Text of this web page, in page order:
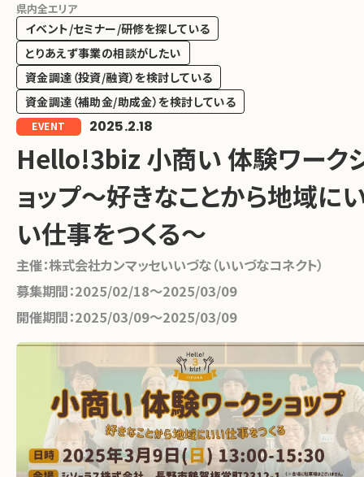
県内全エリア
イベント/セミナー/研修を探している
とりあえず事業の相談がしたい
資金調達（投資/融資）を検討している
資金調達（補助金/助成金）を検討している
EVENT 2025.2.18
Hello!3biz 小商い 体験ワーク
ョップ～好きなことから地域に
い仕事をつくる～
主催：株式会社カンマッセいいづな（いいづなコネクト）
募集期間：2025/02/18〜2025/03/09
開催期間：2025/03/09〜2025/03/09